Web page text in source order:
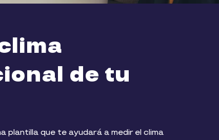
de tu
plantilla que te ayudará a medir el clima